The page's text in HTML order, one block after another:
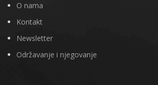
O nama
Kontakt
Newsletter
Održavanje i njegovanje